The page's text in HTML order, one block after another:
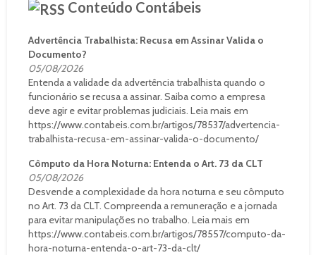
Conteúdo Contábeis
Advertência Trabalhista: Recusa em Assinar Valida o
Documento?
05/08/2026
Entenda a validade da advertência trabalhista quando o
funcionário se recusa a assinar. Saiba como a empresa
deve agir e evitar problemas judiciais. Leia mais em
https://www.contabeis.com.br/artigos/78537/advertencia-
trabalhista-recusa-em-assinar-valida-o-documento/
Cômputo da Hora Noturna: Entenda o Art. 73 da CLT
05/08/2026
Desvende a complexidade da hora noturna e seu cômputo
no Art. 73 da CLT. Compreenda a remuneração e a jornada
para evitar manipulações no trabalho. Leia mais em
https://www.contabeis.com.br/artigos/78557/computo-da-
hora-noturna-entenda-o-art-73-da-clt/